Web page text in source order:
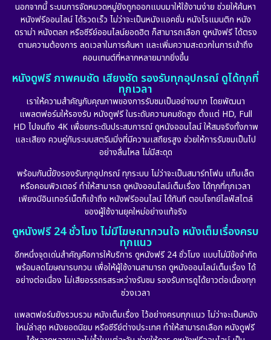
นอกจากนี้ ระบบการจัดหมวดหมู่ยังถูกออกแบบมาให้ใช้งานง่าย ช่วยให้ค้นหา
หนังฟรีออนไลน์ ได้รวดเร็ว ไม่ว่าจะเป็นหนังแอคชั่น หนังโรแมนติก หนัง
ดราม่า หนังตลก หรือซีรีย์ออนไลน์ยอดฮิต ก็สามารถเลือก ดูหนังฟรี ได้ตรง
ตามความต้องการ ลดเวลาในการค้นหา และเพิ่มความสะดวกในการเข้าถึง
คอนเทนต์ที่หลากหลายมากยิ่งขึ้น
หนังดูฟรี ภาพคมชัด เสียงชัด รองรับทุกอุปกรณ์ ดูได้ทุกที่
ทุกเวลา
เราให้ความสำคัญกับคุณภาพของการรับชมเป็นอย่างมาก โดยพัฒนา
แพลตฟอร์มให้รองรับ หนังดูฟรี ในระดับความคมชัดสูง ตั้งแต่ HD, Full
HD ไปจนถึง 4K เพื่อยกระดับประสบการณ์ ดูหนังออนไลน์ ให้สมจริงทั้งภาพ
และเสียง ควบคู่กับระบบสตรีมมิ่งที่มีความเสถียรสูง ช่วยให้การรับชมเป็นไป
อย่างลื่นไหล ไม่มีสะดุด
พร้อมกันนี้ยังรองรับทุกอุปกรณ์ ทุกระบบ ไม่ว่าจะเป็นสมาร์ทโฟน แท็บเล็ต
หรือคอมพิวเตอร์ ทำให้สามารถ ดูหนังออนไลน์เต็มเรื่อง ได้ทุกที่ทุกเวลา
เพียงมีอินเทอร์เน็ตก็เข้าถึง หนังฟรีออนไลน์ ได้ทันที ตอบโจทย์ไลฟ์สไตล์
ของผู้ใช้งานยุคใหม่อย่างแท้จริง
ดูหนังฟรี 24 ชั่วโมง ไม่มีโฆษณากวนใจ หนังเต็มเรื่องครบ
ทุกแนว
อีกหนึ่งจุดเด่นสำคัญคือการให้บริการ ดูหนังฟรี 24 ชั่วโมง แบบไม่มีข้อจำกัด
พร้อมลดโฆษณารบกวน เพื่อให้ผู้ใช้งานสามารถ ดูหนังออนไลน์เต็มเรื่อง ได้
อย่างต่อเนื่อง ไม่เสียอรรถรสระหว่างรับชม รองรับการดูได้ยาวต่อเนื่องทุก
ช่วงเวลา
แพลตฟอร์มยังรวบรวม หนังเต็มเรื่อง ไว้อย่างครบทุกแนว ไม่ว่าจะเป็นหนัง
ใหม่ล่าสุด หนังยอดนิยม หรือซีรีย์ต่างประเทศ ทำให้สามารถเลือก หนังดูฟรี